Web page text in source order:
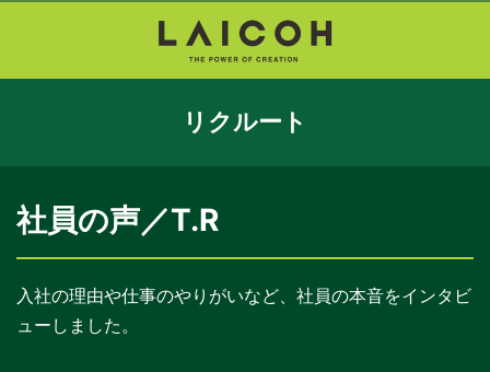
リクルート
社員の声／T.R
入社の理由や仕事のやりがいなど、社員の本音をインタビ
ューしました。